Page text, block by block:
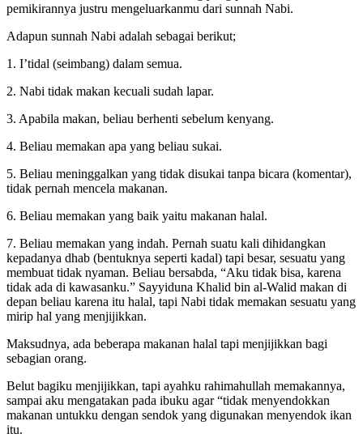
pemikirannya justru mengeluarkanmu dari sunnah Nabi.
Adapun sunnah Nabi adalah sebagai berikut;
1. I’tidal (seimbang) dalam semua.
2. Nabi tidak makan kecuali sudah lapar.
3. Apabila makan, beliau berhenti sebelum kenyang.
4. Beliau memakan apa yang beliau sukai.
5. Beliau meninggalkan yang tidak disukai tanpa bicara (komentar),
tidak pernah mencela makanan.
6. Beliau memakan yang baik yaitu makanan halal.
7. Beliau memakan yang indah. Pernah suatu kali dihidangkan
kepadanya dhab (bentuknya seperti kadal) tapi besar, sesuatu yang
membuat tidak nyaman. Beliau bersabda, “Aku tidak bisa, karena
tidak ada di kawasanku.” Sayyiduna Khalid bin al-Walid makan di
depan beliau karena itu halal, tapi Nabi tidak memakan sesuatu yang
mirip hal yang menjijikkan.
Maksudnya, ada beberapa makanan halal tapi menjijikkan bagi
sebagian orang.
Belut bagiku menjijikkan, tapi ayahku rahimahullah memakannya,
sampai aku mengatakan pada ibuku agar “tidak menyendokkan
makanan untukku dengan sendok yang digunakan menyendok ikan
itu.